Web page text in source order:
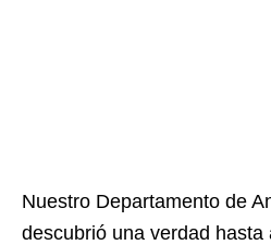
Nuestro Departamento de
descubrió una verdad hasta